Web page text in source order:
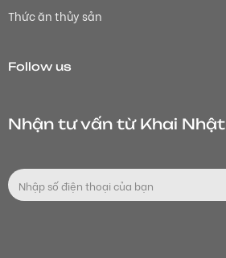
Thức ăn thủy sản
Follow us
Nhận tư vấn từ Khai Nhật